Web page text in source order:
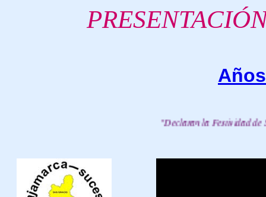
P
"Declaran la Festividad de San